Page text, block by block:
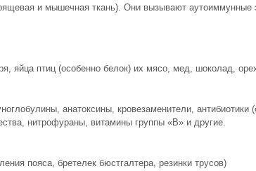
и мышечная ткань). Они вызывают аутоиммунные
яйца птиц (особенно белок) их мясо, мед, шоколад,
анатоксины, кровезаменители, антибиотики
нитрофураны, витамины группы «В» и другие.
пояса, бретелек бюстгалтера, резинки трусов)